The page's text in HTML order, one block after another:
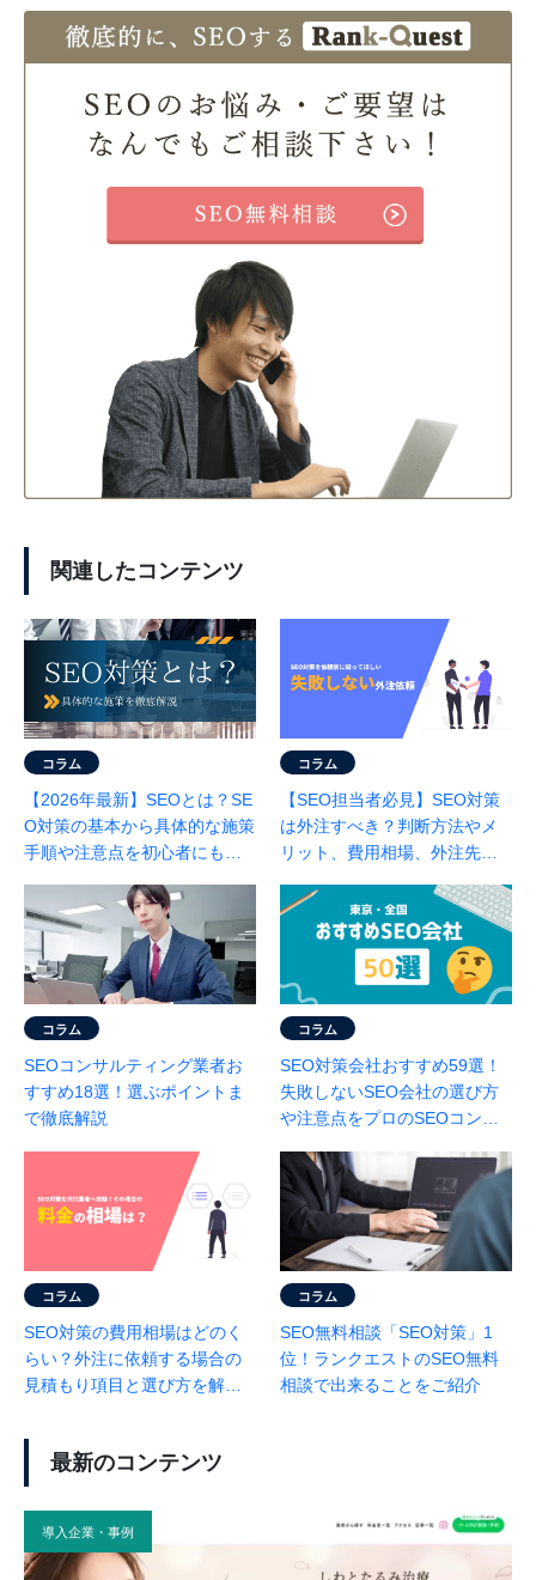
関連したコンテンツ
コラム
【2026年最新】SEOとは？SE
O対策の基本から具体的な施策
手順や注意点を初心者にもわ
コラム
【SEO担当者必見】SEO対策
は外注すべき？判断方法やメ
リット、費用相場、外注先の
コラム
SEOコンサルティング業者お
すすめ18選！選ぶポイントま
で徹底解説
コラム
SEO対策会社おすすめ59選！
失敗しないSEO会社の選び方
や注意点をプロのSEOコンサ
コラム
SEO対策の費用相場はどのく
らい？外注に依頼する場合の
見積もり項目と選び方を解説
コラム
SEO無料相談「SEO対策」1
位！ランクエストのSEO無料
相談で出来ることをご紹介
最新のコンテンツ
導入企業・事例